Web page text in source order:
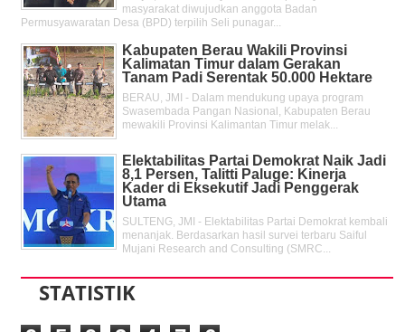
masyarakat diwujudkan anggota Badan
Permusyawaratan Desa (BPD) terpilih Seli punagar...
Kabupaten Berau Wakili Provinsi
Kalimatan Timur dalam Gerakan
Tanam Padi Serentak 50.000 Hektare
BERAU, JMI - Dalam mendukung upaya program
Swasembada Pangan Nasional, Kabupaten Berau
mewakili Provinsi Kalimantan Timur melak...
Elektabilitas Partai Demokrat Naik Jadi
8,1 Persen, Talitti Paluge: Kinerja
Kader di Eksekutif Jadi Penggerak
Utama
SULTENG, JMI - Elektabilitas Partai Demokrat kembali
menanjak. Berdasarkan hasil survei terbaru Saiful
Mujani Research and Consulting (SMRC...
STATISTIK